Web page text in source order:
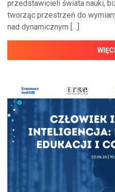
przedstawicieli świata nauki,
tworząc przestrzeń do
nad dynamicznym […]